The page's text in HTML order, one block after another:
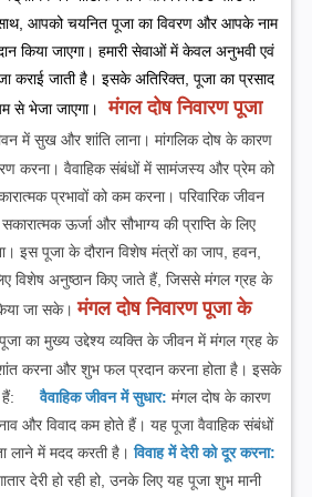
आपको चयनित पूजा का विवरण और आपके नाम
किया जाएगा। हमारी सेवाओं में केवल अनुभवी एवं
पूजा कराई जाती है। इसके अतिरिक्त, पूजा का प्रसाद
से भेजा जाएगा।
मंगल दोष निवारण पूजा
में सुख और शांति लाना। मांगलिक दोष के कारण
करना। वैवाहिक संबंधों में सामंजस्य और प्रेम को
प्रभावों को कम करना। परिवारिक जीवन
ऊर्जा और सौभाग्य की प्राप्ति के लिए
इस पूजा के दौरान विशेष मंत्रों का जाप, हवन,
विशेष अनुष्ठान किए जाते हैं, जिससे मंगल ग्रह के
जा सके। मंगल दोष निवारण पूजा के
का मुख्य उद्देश्य व्यक्ति के जीवन में मंगल ग्रह के
करना और शुभ फल प्रदान करना होता है। इसके
वैवाहिक जीवन में सुधार: मंगल दोष के कारण
और विवाद कम होते हैं। यह पूजा वैवाहिक संबंधों
लाने में मदद करती है। विवाह में देरी को दूर करना:
देरी हो रही हो, उनके लिए यह पूजा शुभ मानी